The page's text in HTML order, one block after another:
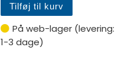
Tilføj til kurv
På web-lager (levering:
1-3 dage)